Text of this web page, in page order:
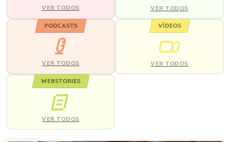
VER TODOS VER TODOS
PODCASTS
VER TODOS
VÍDEOS
VER TODOS
WEBSTORIES
VER TODOS